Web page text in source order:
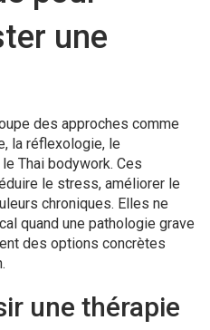
une
des approches comme
la réflexologie, le
Thai bodywork. Ces
le stress, améliorer le
chroniques. Elles ne
quand une pathologie grave
des options concrètes
une thérapie